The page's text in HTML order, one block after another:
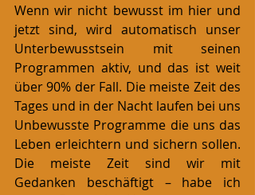
Wenn wir nicht bewusst im hier und
jetzt sind, wird automatisch unser
Unterbewusstsein mit seinen
Programmen aktiv, und das ist weit
über 90% der Fall. Die meiste Zeit des
Tages und in der Nacht laufen bei uns
Unbewusste Programme die uns das
Leben erleichtern und sichern sollen.
Die meiste Zeit sind wir mit
Gedanken beschäftigt – habe ich